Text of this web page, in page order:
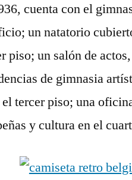
cuenta con el
un natatorio
piso; un salón de
de gimnasia
tercer piso; una
y cultura en el